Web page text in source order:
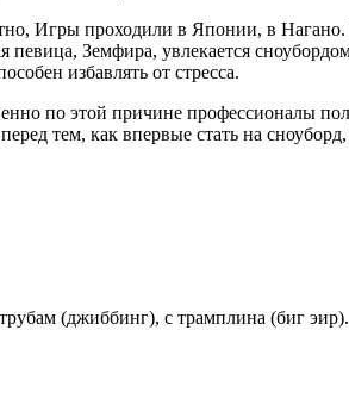
Игры проходили в Японии, в Нагано.
Земфира, увлекается
избавлять от стресса.
по этой причине профессионалы
тем, как впервые стать на
(джиббинг), с трамплина (биг эир).